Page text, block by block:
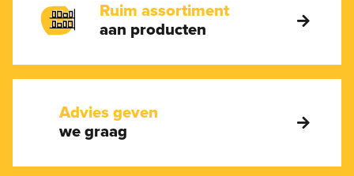
Ruim assortiment
aan producten
Advies geven
we graag